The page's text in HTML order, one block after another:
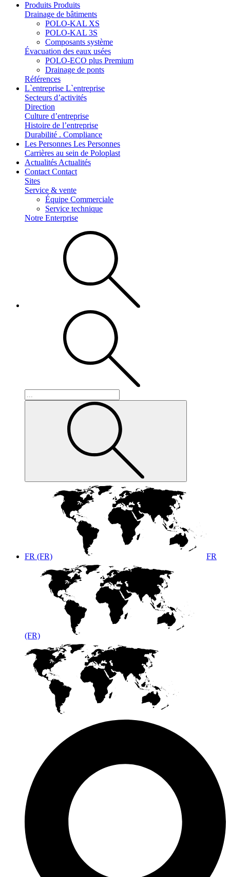
Produits Produits
Drainage de bâtiments
POLO-KAL XS
POLO-KAL 3S
Composants système
Évacuation des eaux usées
POLO-ECO plus Premium
Drainage de ponts
Références
L`entreprise L`entreprise
Secteurs d’activités
Direction
Culture d’entreprise
Histoire de l’entreprise
Durabilité . Compliance
Les Personnes Les Personnes
Carrières au sein de Poloplast
Actualités Actualités
Contact Contact
Sites
Service & vente
Équipe Commerciale
Service technique
Notre Enterprise
FR (FR) FR
(FR)